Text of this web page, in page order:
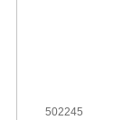
502245